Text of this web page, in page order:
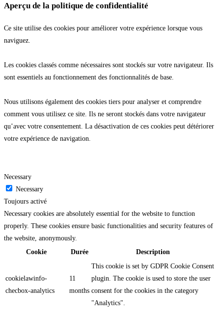
Aperçu de la politique de confidentialité
Ce site utilise des cookies pour améliorer votre expérience lorsque vous
naviguez.
Les cookies classés comme nécessaires sont stockés sur votre navigateur. Ils
sont essentiels au fonctionnement des fonctionnalités de base.
Nous utilisons également des cookies tiers pour analyser et comprendre
comment vous utilisez ce site. Ils ne seront stockés dans votre navigateur
qu’avec votre consentement. La désactivation de ces cookies peut détériorer
votre expérience de navigation.
Necessary
Necessary
Toujours activé
Necessary cookies are absolutely essential for the website to function
properly. These cookies ensure basic functionalities and security features of
the website, anonymously.
Cookie
Durée Description
cookielawinfo-
checbox-analytics
11
months
This cookie is set by GDPR Cookie Consent
plugin. The cookie is used to store the user
consent for the cookies in the category
"Analytics".